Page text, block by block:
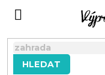
HLEDAT